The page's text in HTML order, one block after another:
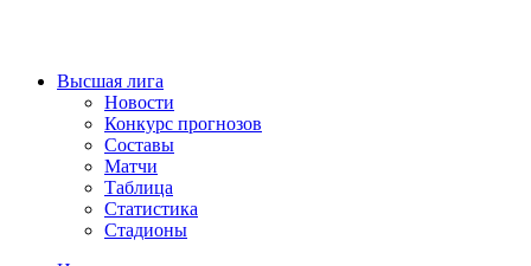
Высшая лига
Новости
Конкурс прогнозов
Составы
Матчи
Таблица
Статистика
Стадионы